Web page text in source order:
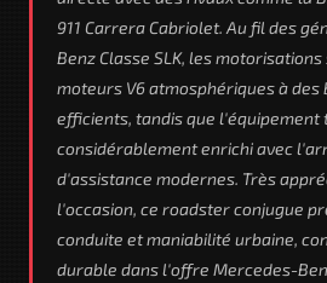
911 Carrera Cabriolet. Au fil des
Benz Classe SLK, les
moteurs V6 atmosphériques à des
efficients, tandis que l'équipement
considérablement enrichi avec
d'assistance modernes. Très
l'occasion, ce roadster conjugue
conduite et maniabilité urbaine,
durable dans l'offre Mercedes-